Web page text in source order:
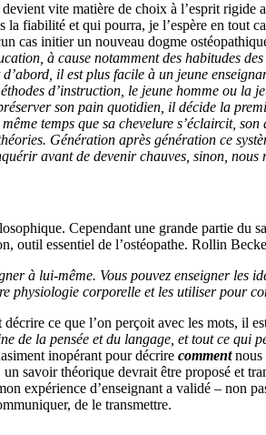
vite matière de choix à l’esprit
fiabilité et qui pourra, je l’espère en tout
cas initier un nouveau dogme
à cause notamment des habitudes
il est plus facile à un jeune
d’instruction, le jeune homme ou la
son pain quotidien, il décide la
temps que sa chevelure s’éclaircit,
Génération après génération ce
avant de devenir chauves, sinon, nous
Cependant une grande partie du
outil essentiel de l’ostéopathe. Rollin
à lui-même. Vous pouvez enseigner les
physiologie corporelle et les utiliser pour
ce que l’on perçoit avec les mots, il
de la pensée et du langage, et tout ce qui
inopérant pour décrire commentnous
savoir théorique devrait être proposé et
expérience d’enseignant a validé – non
de le transmettre.